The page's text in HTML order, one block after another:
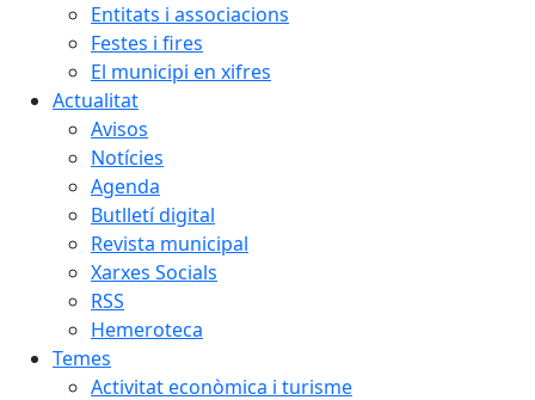
Entitats i associacions
Festes i fires
El municipi en xifres
Actualitat
Avisos
Notícies
Agenda
Butlletí digital
Revista municipal
Xarxes Socials
RSS
Hemeroteca
Temes
Activitat econòmica i turisme